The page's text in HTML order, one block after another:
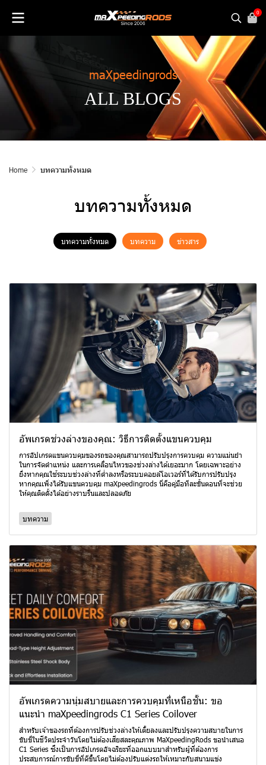
0
maXpeedingrods
ALL BLOGS
Home บทความทั้งหมด
บทความทั้งหมด
บทความทั้งหมด บทความ ข่าวสาร
อัพเกรดช่วงล่างของคุณ: วิธีการติดตั้งแขนควบคุม
การอัปเกรดแขนควบคุมของรถของคุณสามารถปรับปรุงการควบคุม ความแม่นยำ
ในการจัดตำแหน่ง และการเคลื่อนไหวของช่วงล่างได้เยอะมาก โดยเฉพาะอย่าง
ยิ่งหากคุณใช้ระบบช่วงล่างที่ต่ำลงหรือระบบคอยล์โอเวอร์ที่ได้รับการปรับปรุง
หากคุณเพิ่งได้รับแขนควบคุม maXpeedingrods นี่คือคู่มือทีละขั้นตอนที่จะช่วย
ให้คุณติดตั้งได้อย่างราบรื่นและปลอดภัย
บทความ
อัพเกรดความนุ่มสบายและการควบคุมที่เหนือชั้น: ขอ
แนะนำ maXpeedingrods C1 Series Coilover
สำหรับเจ้าของรถที่ต้องการปรับช่วงล่างให้เตี้ยลงและปรับปรุงความสบายในการ
ขับขี่ในชีวิตประจำวันโดยไม่ต้องเสียสละคุณภาพ MaXpeedingRods ขอนำเสนอ
C1 Series ซึ่งเป็นการอัปเกรดอัจฉริยะที่ออกแบบมาสำหรับผู้ที่ต้องการ
ประสบการณ์การขับขี่ที่ดีขึ้นโดยไม่ต้องปรับแต่งรถให้เหมาะกับสนามแข่ง